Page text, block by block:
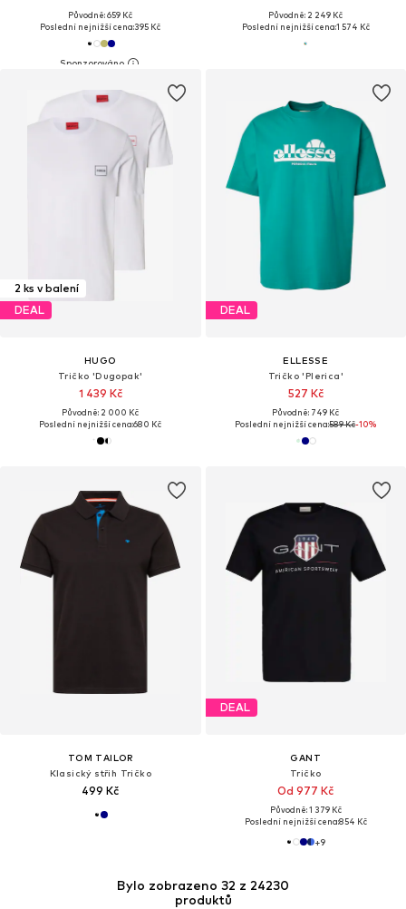
Původně: 659 Kč
Poslední nejnižší cena:395 Kč
Původně: 2 249 Kč
Poslední nejnižší cena:1 574 Kč
2 ks v balení
DEAL
HUGO
Tričko 'Dugopak'
1 439 Kč
Původně: 2 000 Kč
Poslední nejnižší cena:680 Kč
DEAL
ELLESSE
Tričko 'Plerica'
527 Kč
Původně: 749 Kč
Poslední nejnižší cena:589 Kč-10%
TOM TAILOR
Klasický střih Tričko
499 Kč
DEAL
GANT
Tričko
Od 977 Kč
Původně: 1 379 Kč
Poslední nejnižší cena:854 Kč
+9
Bylo zobrazeno 32 z 24230
produktů